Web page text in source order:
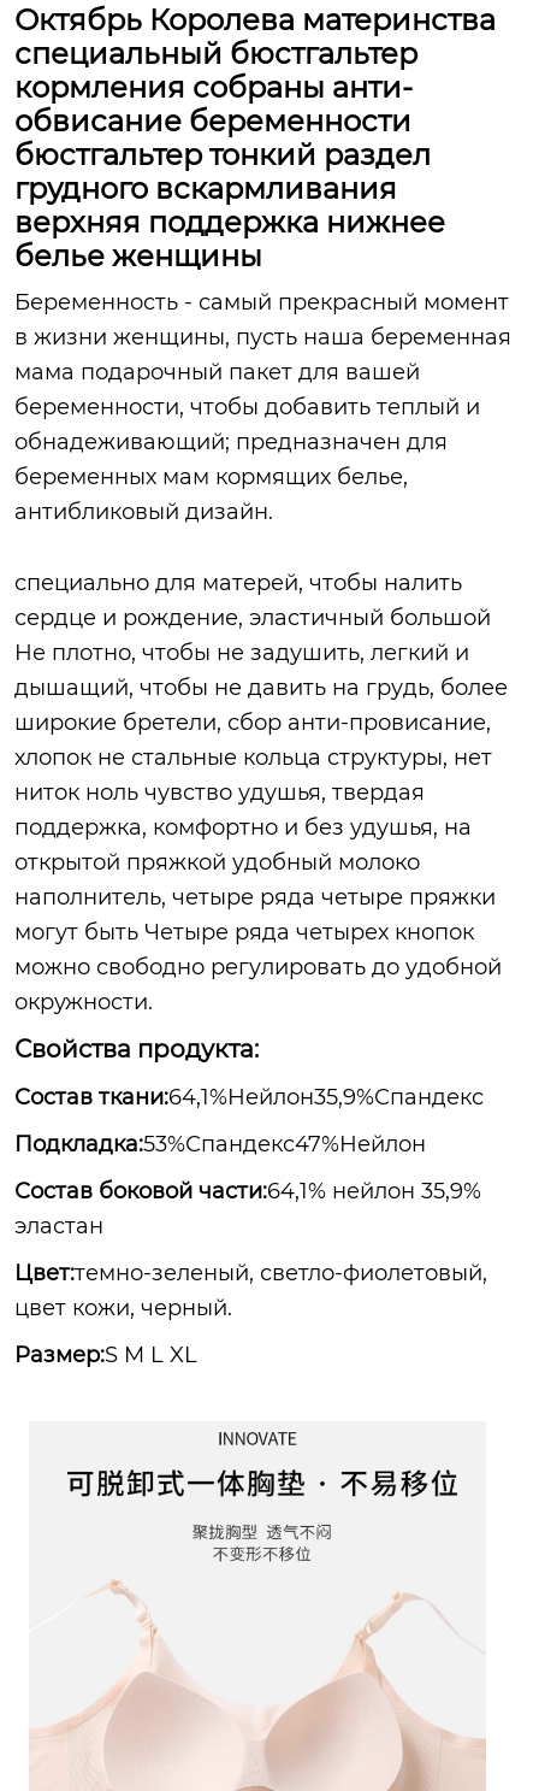
Октябрь Королева материнства
специальный бюстгальтер
кормления собраны анти-
обвисание беременности
бюстгальтер тонкий раздел
грудного вскармливания
верхняя поддержка нижнее
белье женщины
Беременность - самый прекрасный момент
в жизни женщины, пусть наша беременная
мама подарочный пакет для вашей
беременности, чтобы добавить теплый и
обнадеживающий; предназначен для
беременных мам кормящих белье,
антибликовый дизайн.
специально для матерей, чтобы налить
сердце и рождение, эластичный большой
Не плотно, чтобы не задушить, легкий и
дышащий, чтобы не давить на грудь, более
широкие бретели, сбор анти-провисание,
хлопок не стальные кольца структуры, нет
ниток ноль чувство удушья, твердая
поддержка, комфортно и без удушья, на
открытой пряжкой удобный молоко
наполнитель, четыре ряда четыре пряжки
могут быть Четыре ряда четырех кнопок
можно свободно регулировать до удобной
окружности.
Свойства продукта:
Состав ткани:64,1%Нейлон35,9%Спандекс
Подкладка:53%Спандекс47%Нейлон
Состав боковой части:64,1% нейлон 35,9%
эластан
Цвет:темно-зеленый, светло-фиолетовый,
цвет кожи, черный.
Размер:S M L XL